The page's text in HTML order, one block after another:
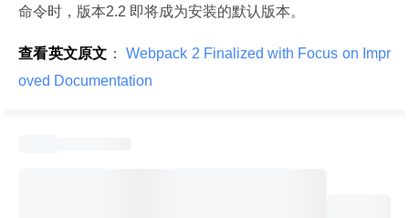
命令时，版本2.2 即将成为安装的默认版本。
查看英文原文 ：
Webpack 2 Finalized with Focus on Impr
oved Documentation